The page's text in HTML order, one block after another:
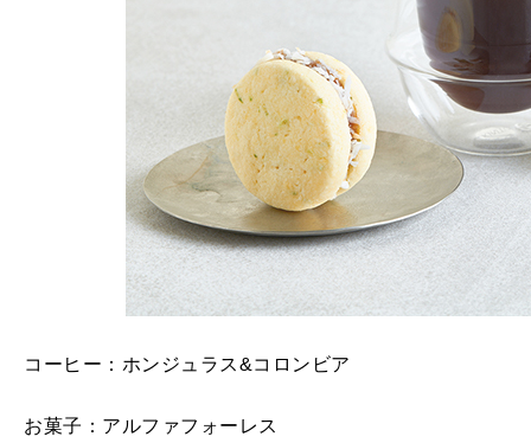
コーヒー：ホンジュラス&コロンビア
お菓子：アルファフォーレス